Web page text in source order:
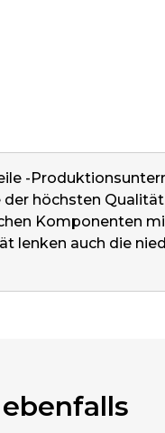
-
höchsten
Komponenten
lenken auch die